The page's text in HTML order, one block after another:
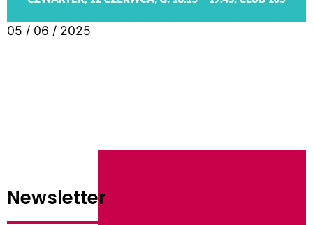
05 / 06 / 2025
Newsletter